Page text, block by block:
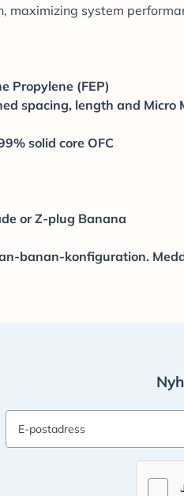
maximizing system
Propylene (FEP)
spacing, length and Micro
solid core OFC
or Z-plug Banana
banan-konfiguration.
E-postadress